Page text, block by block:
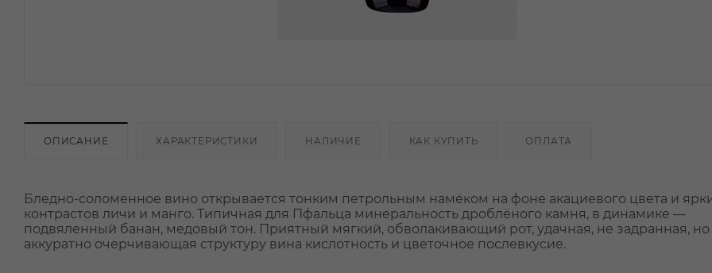
ОПИСАНИЕ ХАРАКТЕРИСТИКИ НАЛИЧИЕ КАК КУПИТЬ ОПЛАТА
Бледно-соломенное вино открывается тонким петрольным намёком на фоне акациевого цвета и
контрастов личи и манго. Типичная для Пфальца минеральность дроблёного камня, в динамике —
подвяленный банан, медовый тон. Приятный мягкий, обволакивающий рот, удачная, не задранная, но
аккуратно очерчивающая структуру вина кислотность и цветочное послевкусие.